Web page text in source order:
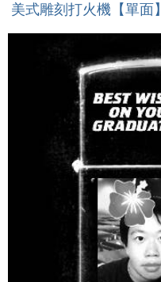
美式雕刻打火機【單面】